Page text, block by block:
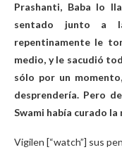
Prashanti, Baba lo
sentado junto a
repentinamente le
medio, y le sacudió
sólo por un
desprendería. Pero
Swami había curado
Vigilen [“watch”] sus